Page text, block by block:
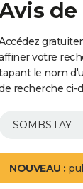
de
votre
le nom
recherche ci-
NOUVEAU :